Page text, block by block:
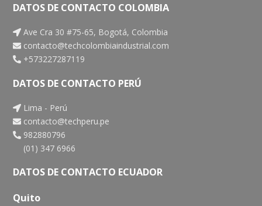
DATOS DE CONTACTO COLOMBIA
Ave Cra 30 #75-65, Bogotá, Colombia
contacto@techcolombiaindustrial.com
+573227287119
DATOS DE CONTACTO PERÚ
Lima - Perú
contacto@techperu.pe
982880796
(01) 347 6966
DATOS DE CONTACTO ECUADOR
Quito